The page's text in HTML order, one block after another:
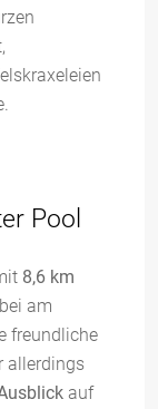
Pool
8,6 km
am
freundliche
allerdings
auf